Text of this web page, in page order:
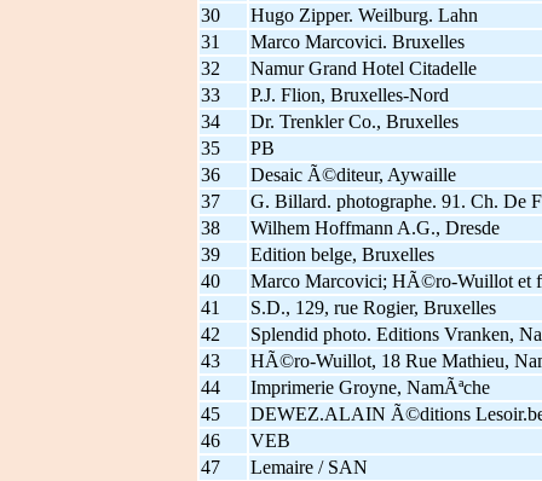
30
Hugo Zipper. Weilburg. Lahn
31
Marco Marcovici. Bruxelles
32
Namur Grand Hotel Citadelle
33
P.J. Flion, Bruxelles-Nord
34
Dr. Trenkler Co., Bruxelles
35
PB
36
Desaic Ã©diteur, Aywaille
37
G. Billard. photographe. 91. Ch. De
38
Wilhem Hoffmann A.G., Dresde
39
Edition belge, Bruxelles
40
Marco Marcovici; HÃ©ro-Wuillot et
41
S.D., 129, rue Rogier, Bruxelles
42
Splendid photo. Editions Vranken,
43
HÃ©ro-Wuillot, 18 Rue Mathieu,
44
Imprimerie Groyne, NamÃªche
45
DEWEZ.ALAIN Ã©ditions
46
VEB
47
Lemaire / SAN